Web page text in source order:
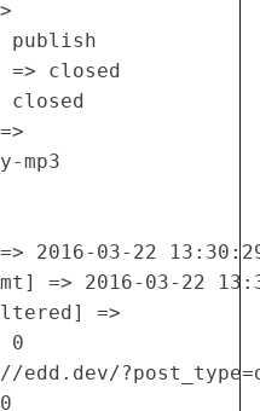
publish
=> closed
closed
mp3
2016-03-22
=> 2016-03-22
=>
0
edd.dev/